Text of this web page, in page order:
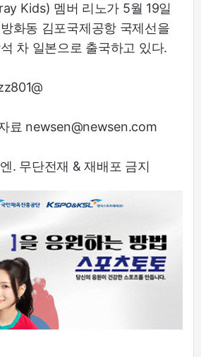
Kids) 멤버 리노가 5월 19일
화동 김포국제공항 국제선을
차 일본으로 출국하고 있다.
료 newsen@newsen.com
. 무단전재 & 재배포 금지